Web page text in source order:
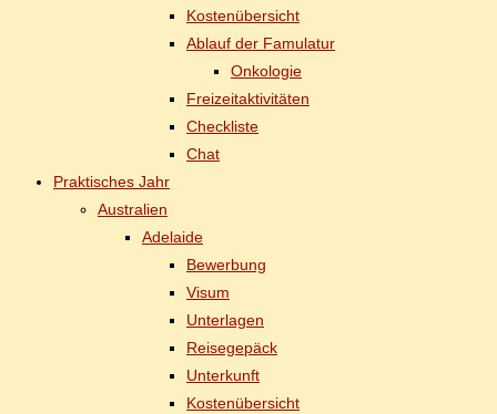
Kos­ten­über­sicht
Ab­lauf der Famulatur
On­ko­lo­gie
Frei­zeit­ak­ti­vi­tä­ten
Check­lis­te
Chat
Prak­ti­sches Jahr
Aus­tra­li­en
Ade­lai­de
Be­wer­bung
Vi­sum
Un­ter­la­gen
Rei­se­ge­päck
Un­ter­kunft
Kos­ten­über­sicht